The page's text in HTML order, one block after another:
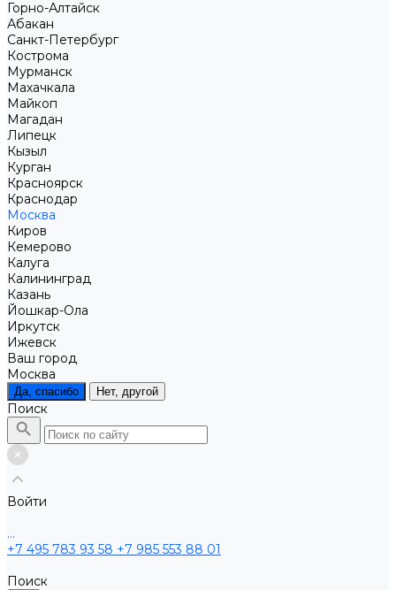
Горно-Алтайск
Абакан
Санкт-Петербург
Кострома
Мурманск
Махачкала
Майкоп
Магадан
Липецк
Кызыл
Курган
Красноярск
Краснодар
Москва
Киров
Кемерово
Калуга
Калининград
Казань
Йошкар-Ола
Иркутск
Ижевск
Ваш город
Москва
Да, спасибо Нет, другой
Поиск
Войти
...
+7 495 783 93 58 +7 985 553 88 01
Поиск